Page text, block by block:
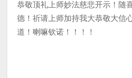
恭敬顶礼上师妙法慈悲开示！随
德！祈请上师加持我大恭敬大信
道！喇嘛钦诺！！！！